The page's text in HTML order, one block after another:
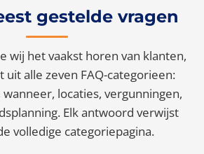
gestelde vragen
wij het vaakst horen van klanten,
uit alle zeven FAQ-categorieen:
locaties, vergunningen,
Elk antwoord verwijst
volledige categoriepagina.